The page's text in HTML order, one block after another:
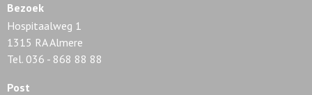
Bezoek
Hospitaalweg 1
1315 RA Almere
Tel. 036 - 868 88 88
Post